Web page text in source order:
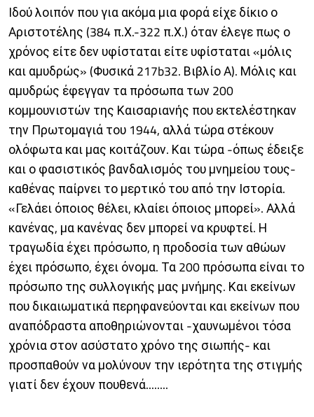
Ιδού λοιπόν που για ακόμα μια φορά είχε δίκιο ο
Αριστοτέλης (384 π.Χ.-322 π.Χ.) όταν έλεγε πως ο
χρόνος είτε δεν υφίσταται είτε υφίσταται «μόλις
και αμυδρώς» (Φυσικά 217b32. Βιβλίο Α). Μόλις και
αμυδρώς έφεγγαν τα πρόσωπα των 200
κομμουνιστών της Καισαριανής που εκτελέστηκαν
την Πρωτομαγιά του 1944, αλλά τώρα στέκουν
ολόφωτα και μας κοιτάζουν. Και τώρα -όπως έδειξε
και ο φασιστικός βανδαλισμός του μνημείου τους-
καθένας παίρνει το μερτικό του από την Ιστορία.
«Γελάει όποιος θέλει, κλαίει όποιος μπορεί». Αλλά
κανένας, μα κανένας δεν μπορεί να κρυφτεί. Η
τραγωδία έχει πρόσωπο, η προδοσία των αθώων
έχει πρόσωπο, έχει όνομα. Τα 200 πρόσωπα είναι το
πρόσωπο της συλλογικής μας μνήμης. Και εκείνων
που δικαιωματικά περηφανεύονται και εκείνων που
αναπόδραστα αποθηριώνονται -χαυνωμένοι τόσα
χρόνια στον ασύστατο χρόνο της σιωπής- και
προσπαθούν να μολύνουν την ιερότητα της στιγμής
γιατί δεν έχουν πουθενά........